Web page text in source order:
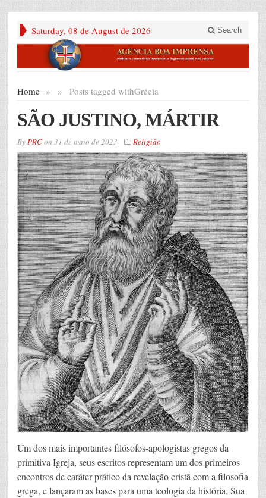
Saturday, 08 de August de 2026 Search
Home » Posts tagged with
» Grécia
SÃO JUSTINO, MÁRTIR
ByPRCon 31 de maio de 2023 Religião
Um dos mais importantes filósofos-apologistas gregos da
primitiva Igreja, seus escritos representam um dos primeiros
encontros de caráter prático da revelação cristã com a filosofia
grega, e lançaram as bases para uma teologia da história. Sua